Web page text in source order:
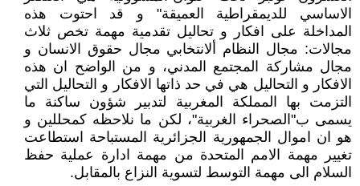
الاساسي للديمقراطية العميقة" و قد احتوت هذه
المداخلة على افكار و تحاليل تقدمية مهمة تخص ثلاث
مجالات: مجال النظام ألانتخابي مجال حقوق الانسان و
مجال مشاركة المجتمع المدني، و من الواضح ان هذه
الافكار و التحاليل هي في حد ذاتها الافكار و التحاليل التي
التزمت بها المملكة المغربية لتدبير شؤون ساكنة ما
يسمى ب"الصحراء الغربية"، لكن ما نلاحظه كمحللين و
هو ان اموال الجمهورية الجزائرية المستباحة استطاعت
تغيير مهمة الامم المتحدة من مهمة ادارة عملية حفظ
السلام الى مهمة التوسط لتسوية النزاع بالمقابل.